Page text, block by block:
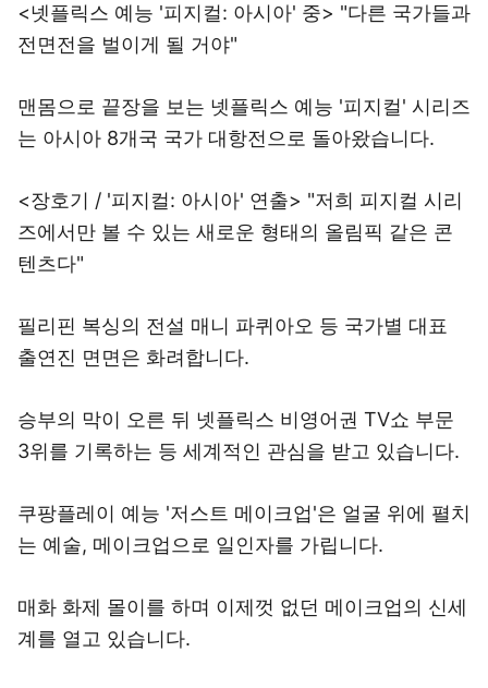
<넷플릭스 예능 '피지컬: 아시아' 중> "다른 국가들과
전면전을 벌이게 될 거야"
맨몸으로 끝장을 보는 넷플릭스 예능 '피지컬' 시리즈
는 아시아 8개국 국가 대항전으로 돌아왔습니다.
<장호기 / '피지컬: 아시아' 연출> "저희 피지컬 시리
즈에서만 볼 수 있는 새로운 형태의 올림픽 같은 콘
텐츠다"
필리핀 복싱의 전설 매니 파퀴아오 등 국가별 대표
출연진 면면은 화려합니다.
승부의 막이 오른 뒤 넷플릭스 비영어권 TV쇼 부문
3위를 기록하는 등 세계적인 관심을 받고 있습니다.
쿠팡플레이 예능 '저스트 메이크업'은 얼굴 위에 펼치
는 예술, 메이크업으로 일인자를 가립니다.
매화 화제 몰이를 하며 이제껏 없던 메이크업의 신세
계를 열고 있습니다.